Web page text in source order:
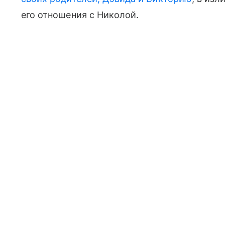
его отношения с Николой.